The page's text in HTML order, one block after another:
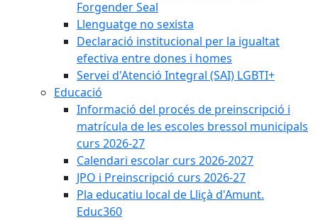
Forgender Seal
Llenguatge no sexista
Declaració institucional per la igualtat
efectiva entre dones i homes
Servei d'Atenció Integral (SAI) LGBTI+
Educació
Informació del procés de preinscripció i
matrícula de les escoles bressol municipals
curs 2026-27
Calendari escolar curs 2026-2027
JPO i Preinscripció curs 2026-27
Pla educatiu local de Lliçà d'Amunt.
Educ360